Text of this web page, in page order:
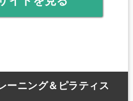
ーニング＆ピラティス